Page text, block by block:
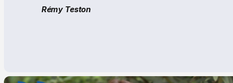
Rémy Teston